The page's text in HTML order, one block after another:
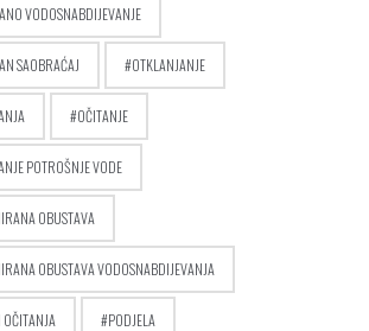
VODOSNABDIJEVANJE
SAOBRAĆAJ OTKLANJANJE
OČITANJE
POTROŠNJE VODE
OBUSTAVA
OBUSTAVA VODOSNABDIJEVANJA
OČITANJA PODJELA